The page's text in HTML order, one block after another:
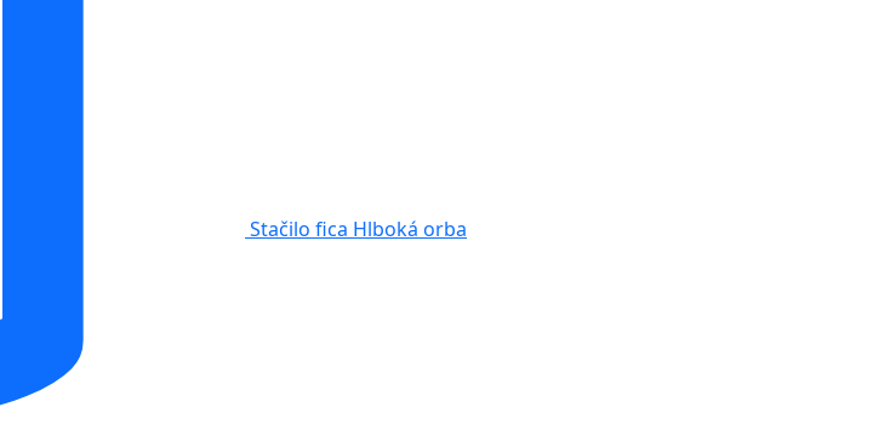
Stačilo fica Hlboká orba